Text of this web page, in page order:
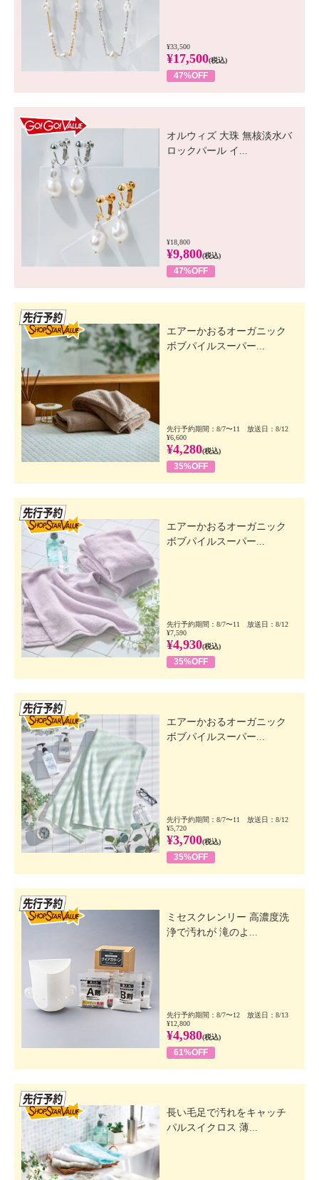
¥33,500
¥17,500(税込)
47%OFF
オルウィズ 大珠 無核淡水バ
ロックパール イ...
¥18,800
¥9,800(税込)
47%OFF
エアーかおるオーガニック
ボブパイルスーパー...
先行予約期間：8/7〜11 放送日：8/12
¥6,600
¥4,280(税込)
35%OFF
エアーかおるオーガニック
ボブパイルスーパー...
先行予約期間：8/7〜11 放送日：8/12
¥7,590
¥4,930(税込)
35%OFF
エアーかおるオーガニック
ボブパイルスーパー...
先行予約期間：8/7〜11 放送日：8/12
¥5,720
¥3,700(税込)
35%OFF
ミセスクレンリー 高濃度洗
浄で汚れが 滝のよ...
先行予約期間：8/7〜12 放送日：8/13
¥12,800
¥4,980(税込)
61%OFF
長い毛足で汚れをキャッチ
パルスイクロス 薄...